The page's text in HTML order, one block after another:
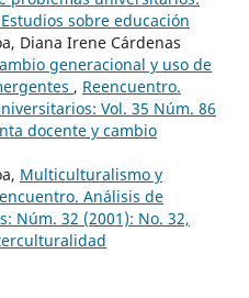
sobre educación
Diana Irene Cárdenas
generacional y uso de
, Reencuentro.
Vol. 35 Núm. 86
docente y cambio
Multiculturalismo y
Análisis de
Núm. 32 (2001): No. 32,